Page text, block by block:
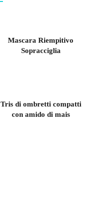
Mascara Riempitivo
Sopracciglia
Tris di ombretti compatti
con amido di mais